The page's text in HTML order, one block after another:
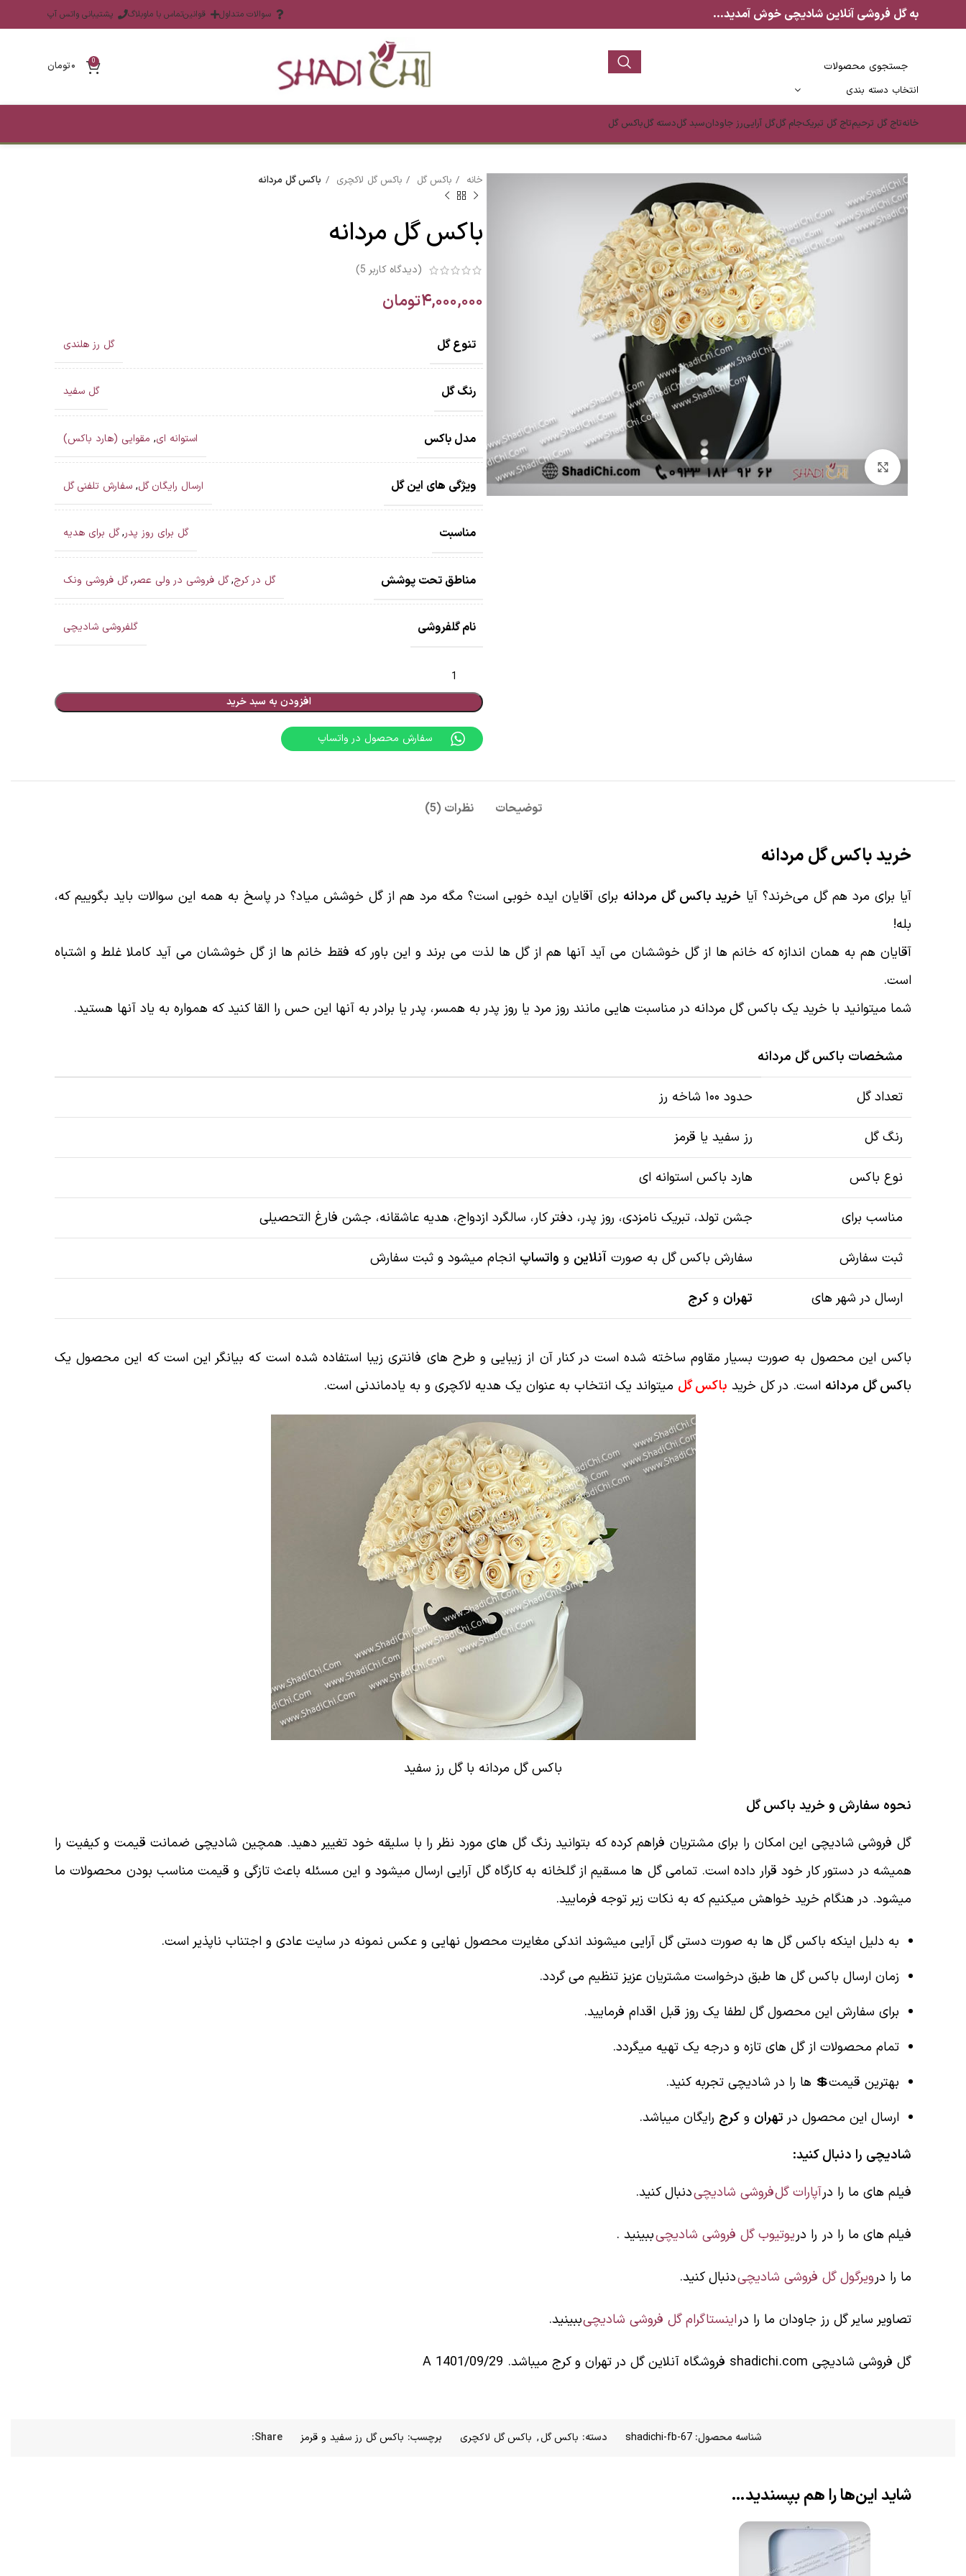
به گل فروشی آنلاین شادیچی خوش آمدید... سوالات متداول قوانینتماس با ماوبلاگ پشتیبانی واتس آپ
انتخاب دسته بندی
0 ۰تومان
خانهتاج گل ترحیمتاج گل تبریکجام گلگل آراییرز جاودانسبد گلدسته گلباکس گل
بزرگنمایی تصویر
خانه باکس گل باکس گل لاکچری باکس گل مردانه
باکس گل مردانه
(دیدگاه کاربر 5
)
۴,۰۰۰,۰۰۰تومان
تنوع گل گل رز هلندی
رنگ گل گل سفید
مدل باکس استوانه ای, مقوایی (هارد باکس)
ویژگی های این گل ارسال رایگان گل, سفارش تلفنی گل
مناسبت گل برای روز پدر,گل برای هدیه
مناطق تحت پوشش گل در کرج,گل فروشی در ولی عصر,گل فروشی ونک
نام گلفروشی گلفروشی شادیچی
افزودن به سبد خرید
سفارش محصول در واتساپ
توضیحات نظرات (5)
خرید باکس گل مردانه
آیا برای مرد هم گل می‌خرند؟ آیا خرید باکس گل مردانه برای آقایان ایده خوبی است؟ مگه مرد هم از گل خوشش میاد؟ در پاسخ به همه این سوالات باید بگوییم که،
بله!
آقایان هم به همان اندازه که خانم ها از گل خوششان می آید آنها هم از گل ها لذت می برند و این باور که فقط خانم ها از گل خوششان می آید کاملا غلط و اشتباه
است.
شما میتوانید با خرید یک باکس گل مردانه در مناسبت هایی مانند روز مرد یا روز پدر به همسر، پدر یا برادر به آنها این حس را القا کنید که همواره به یاد آنها هستید.
مشخصات باکس گل مردانه
تعداد گل حدود ۱۰۰ شاخه رز
رنگ گل رز سفید یا قرمز
نوع باکس هارد باکس استوانه ای
مناسب برای جشن تولد، تبریک نامزدی، روز پدر، دفتر کار، سالگرد ازدواج، هدیه عاشقانه، جشن فارغ التحصیلی
ثبت سفارش سفارش باکس گل به صورت آنلاین و واتساپ انجام میشود و ثبت سفارش
ارسال در شهر های تهران و کرج
باکس این محصول به صورت بسیار مقاوم ساخته شده است در کنار آن از زیبایی و طرح های فانتری زیبا استفاده شده است که بیانگر این است که این محصول یک
باکس گل مردانه است. در کل خرید باکس گل میتواند یک انتخاب به عنوان یک هدیه لاکچری و به یادماندنی است.
باکس گل مردانه با گل رز سفید
نحوه سفارش و خرید باکس گل
گل فروشی شادیچی این امکان را برای مشتریان فراهم کرده که بتوانید رنگ گل های مورد نظر را با سلیقه خود تغییر دهید. همچین شادیچی ضمانت قیمت و کیفیت را
همیشه در دستور کار خود قرار داده است. تمامی گل ها مسقیم از گلخانه به کارگاه گل آرایی ارسال میشود و این مسئله باعث تازگی و قیمت مناسب بودن محصولات ما
میشود. در هنگام خرید خواهش میکنیم که به نکات زیر توجه فرمایید.
به دلیل اینکه باکس گل ها به صورت دستی گل آرایی میشوند اندکی مغایرت محصول نهایی و عکس نمونه در سایت عادی و اجتناب ناپذیر است.
زمان ارسال باکس گل ها طبق درخواست مشتریان عزیز تنظیم می گردد.
برای سفارش این محصول گل لطفا یک روز قبل اقدام فرمایید.
تمام محصولات از گل های تازه و درجه یک تهیه میگردد.
بهترین قیمت💲 ها را در شادیچی تجربه کنید.
ارسال این محصول در تهران و کرج رایگان میباشد.
شادیچی را دنبال کنید:
فیلم های ما را درآپارات گل فروشی شادیچیدنبال کنید.
فیلم های ما را در را دریوتیوب گل فروشی شادیچیببینید .
ما را درویرگول گل فروشی شادیچیدنبال کنید.
تصاویر سایر گل رز جاودان ما را دراینستاگرام گل فروشی شادیچیببینید.
گل فروشی شادیچی shadichi.com فروشگاه آنلاین گل در تهران و کرج میباشد. A 1401/09/29
شناسه محصول:shadichi-fb-67 دسته: باکس گل, باکس گل لاکچری برچسب: باکس گل رز سفید و قرمز Share:
شاید این‌ها را هم بپسندید…